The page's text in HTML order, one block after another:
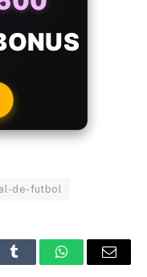
de-futbol
Tumblr WhatsAppEmail